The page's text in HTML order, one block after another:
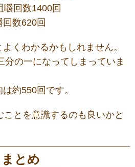
嚼回数1400回
数620回
くわかるかもしれません。
分の一になってしまっていま
約550回です。
とを意識するのも良いかと
まとめ